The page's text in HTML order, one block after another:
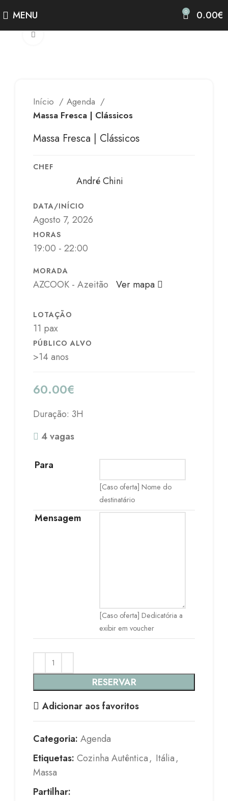
MENU 0 0.00€
Clicar para alargar
Início
Agenda
Massa Fresca | Clássicos
Massa Fresca | Clássicos
CHEF
André Chini
DATA/INÍCIO
Agosto 7, 2026
HORAS
19:00 - 22:00
MORADA
AZCOOK - Azeitão Ver mapa
LOTAÇÃO
11 pax
PÚBLICO ALVO
>14 anos
60.00€
Duração: 3H
4 vagas
Para
[Caso oferta] Nome do
destinatário
Mensagem
[Caso oferta] Dedicatória a
exibir em voucher
RESERVAR
Adicionar aos favoritos
Categoria: Agenda
Etiquetas: Cozinha Autêntica, Itália,
Massa
Partilhar: